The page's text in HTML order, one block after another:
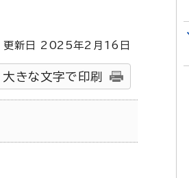
新日 2025年2月 16 日
大きな文字で印刷